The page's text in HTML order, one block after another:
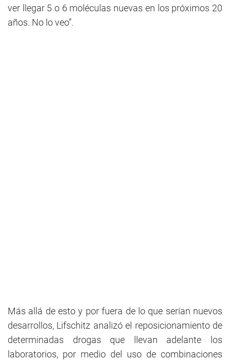
ver llegar 5 o 6 moléculas nuevas en los próximos 20
años. No lo veo”.
Más allá de esto y por fuera de lo que serían nuevos
desarrollos, Lifschitz analizó el reposicionamiento de
determinadas drogas que llevan adelante los
laboratorios, por medio del uso de combinaciones